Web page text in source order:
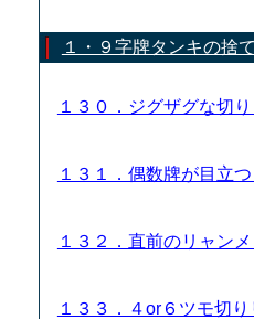
１・９字牌タンキの捨
１３０．ジグザグな切
１３１．偶数牌が目立
１３２．直前のリャン
１３３．４or６ツモ切